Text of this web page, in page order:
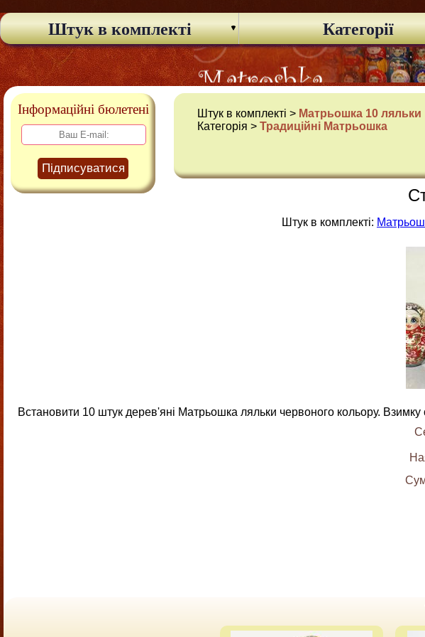
Штук в комплекті Категорії
Інформаційні бюлетені
Підписуватися
Штук в комплекті > Матрьошка 10 ляльки
Категорія >Традиційні Матрьошка
Штук в комплекті:
Встановити 10 штук дерев'яні Матрьошка ляльки червоного кольору. Взимку